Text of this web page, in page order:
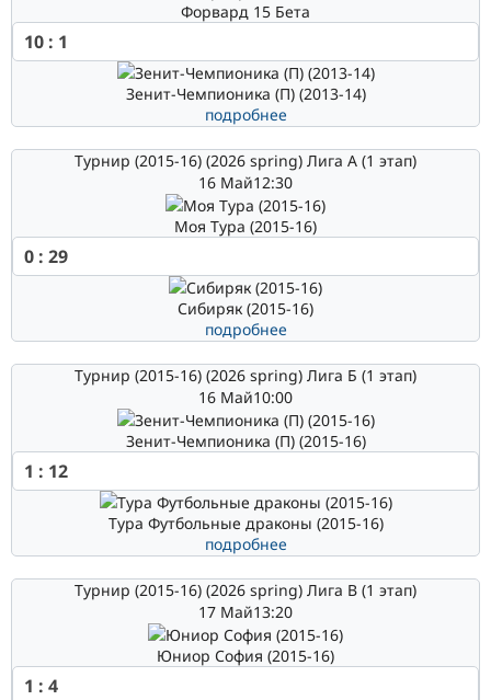
Форвард 15 Бета
10 : 1
Зенит-Чемпионика (П) (2013-14)
подробнее
Турнир (2015-16) (2026 spring) Лига А (1 этап)
16 Май12:30
Моя Тура (2015-16)
0 : 29
Сибиряк (2015-16)
подробнее
Турнир (2015-16) (2026 spring) Лига Б (1 этап)
16 Май10:00
Зенит-Чемпионика (П) (2015-16)
1 : 12
Тура Футбольные драконы (2015-16)
подробнее
Турнир (2015-16) (2026 spring) Лига В (1 этап)
17 Май13:20
Юниор София (2015-16)
1 : 4